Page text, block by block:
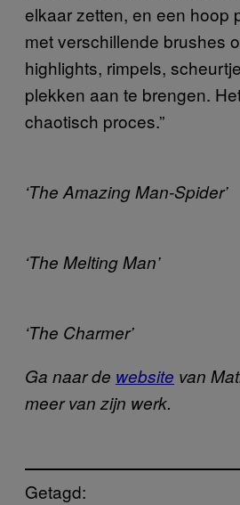
elkaar zetten, en een hoop
met verschillende brushes
highlights, rimpels,
plekken aan te brengen.
chaotisch proces.”
‘The Amazing Man-Spider’
‘The Melting Man’
‘The Charmer’
Ga naar de website van
meer van zijn werk.
Getagd: